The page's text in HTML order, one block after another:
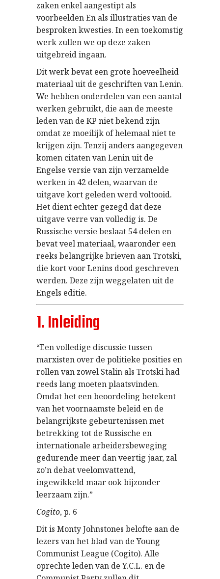
zaken enkel aangestipt als
voorbeelden En als illustraties van de
besproken kwesties. In een toekomstig
werk zullen we op deze zaken
uitgebreid ingaan.
Dit werk bevat een grote hoeveelheid
materiaal uit de geschriften van Lenin.
We hebben onderdelen van een aantal
werken gebruikt, die aan de meeste
leden van de KP niet bekend zijn
omdat ze moeilijk of helemaal niet te
krijgen zijn. Tenzij anders aangegeven
komen citaten van Lenin uit de
Engelse versie van zijn verzamelde
werken in 42 delen, waarvan de
uitgave kort geleden werd voltooid.
Het dient echter gezegd dat deze
uitgave verre van volledig is. De
Russische versie beslaat 54 delen en
bevat veel materiaal, waaronder een
reeks belangrijke brieven aan Trotski,
die kort voor Lenins dood geschreven
werden. Deze zijn weggelaten uit de
Engels editie.
1. Inleiding
“Een volledige discussie tussen
marxisten over de politieke posities en
rollen van zowel Stalin als Trotski had
reeds lang moeten plaatsvinden.
Omdat het een beoordeling betekent
van het voornaamste beleid en de
belangrijkste gebeurtenissen met
betrekking tot de Russische en
internationale arbeidersbeweging
gedurende meer dan veertig jaar, zal
zo’n debat veelomvattend,
ingewikkeld maar ook bijzonder
leerzaam zijn.”
Cogito, p. 6
Dit is Monty Johnstones belofte aan de
lezers van het blad van de Young
Communist League (Cogito). Alle
oprechte leden van de Y.C.L. en de